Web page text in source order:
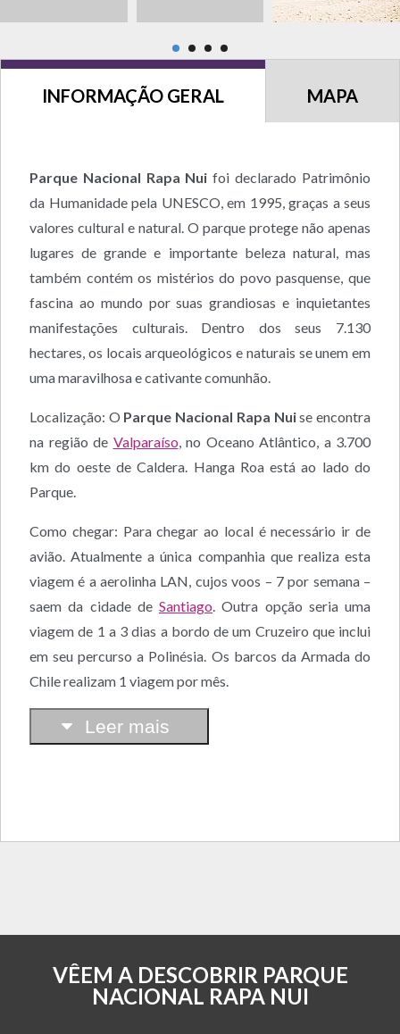
INFORMAÇÃO GERAL MAPA
Parque Nacional Rapa Nui foi declarado Patrimônio
da Humanidade pela UNESCO, em 1995, graças a seus
valores cultural e natural. O parque protege não apenas
lugares de grande e importante beleza natural, mas
também contém os mistérios do povo pasquense, que
fascina ao mundo por suas grandiosas e inquietantes
manifestações culturais. Dentro dos seus 7.130
hectares, os locais arqueológicos e naturais se unem em
uma maravilhosa e cativante comunhão.
Localização: O Parque Nacional Rapa Nuise encontra
na região de Valparaíso , no Oceano Atlântico, a 3.700
km do oeste de Caldera. Hanga Roa está ao lado do
Parque.
Como chegar: Para chegar ao local é necessário ir de
avião. Atualmente a única companhia que realiza esta
viagem é a aerolinha LAN, cujos voos – 7 por semana –
saem da cidade de Santiago . Outra opção seria uma
viagem de 1 a 3 dias a bordo de um Cruzeiro que inclui
em seu percurso a Polinésia. Os barcos da Armada do
Chile realizam 1 viagem por mês.
Leer mais
VÊEM A DESCOBRIR PARQUE
NACIONAL RAPA NUI